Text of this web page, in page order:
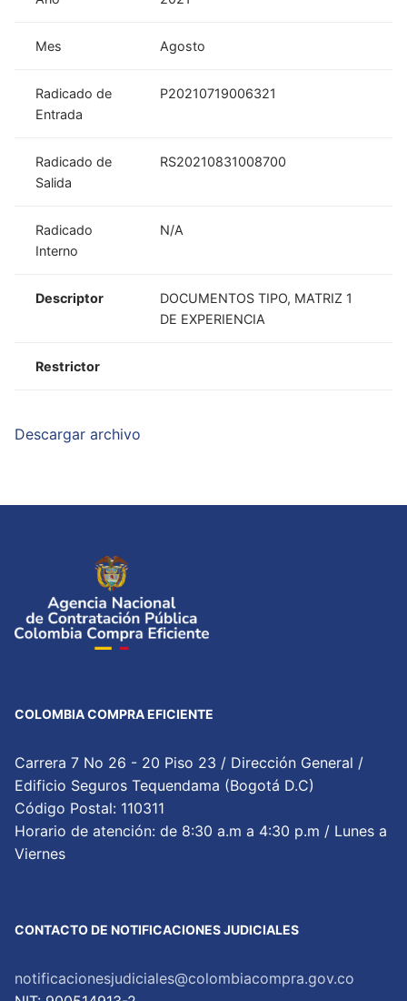
Mes Agosto
Radicado de
Entrada
P20210719006321
Radicado de
Salida
RS20210831008700
Radicado
Interno
N/A
Descriptor
DOCUMENTOS TIPO, MATRIZ 1
DE EXPERIENCIA
Restrictor
Descargar archivo
COLOMBIA COMPRA EFICIENTE
Carrera 7 No 26 - 20 Piso 23 / Dirección General /
Edificio Seguros Tequendama (Bogotá D.C)
Código Postal: 110311
Horario de atención: de 8:30 a.m a 4:30 p.m / Lunes a
Viernes
CONTACTO DE NOTIFICACIONES JUDICIALES
notificacionesjudiciales@colombiacompra.gov.co